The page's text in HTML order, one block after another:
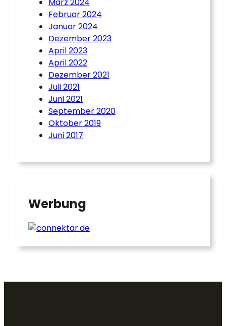
Februar 2024
Januar 2024
Dezember 2023
April 2023
April 2022
Dezember 2021
Juli 2021
Juni 2021
September 2020
Oktober 2019
Juni 2017
Werbung